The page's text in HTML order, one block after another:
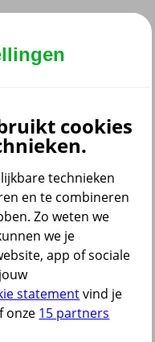
cookies
technieken
en te combineren
Zo weten we
we je
app of sociale
statementvind je
onze 15 partners